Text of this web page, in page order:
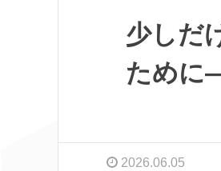
少しだ
ために
2026.06.05